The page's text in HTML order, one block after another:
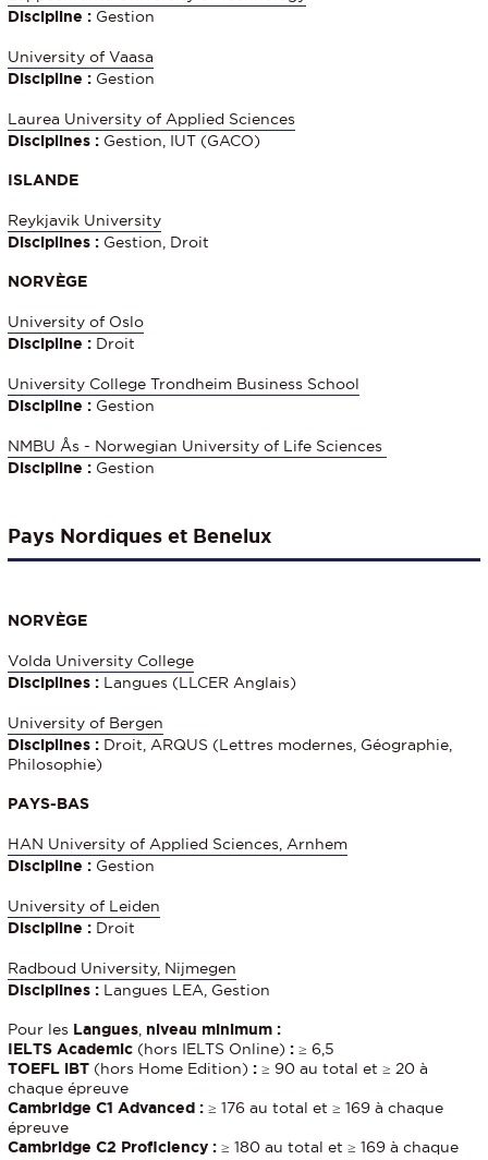
Discipline : Gestion
University of Vaasa
Discipline : Gestion
Laurea University of Applied Sciences
Disciplines : Gestion, IUT (GACO)
ISLANDE
Reykjavik University
Disciplines : Gestion, Droit
NORVÈGE
University of Oslo
Discipline : Droit
University College Trondheim Business School
Discipline : Gestion
NMBU Ås - Norwegian University of Life Sciences
Discipline : Gestion
Pays Nordiques et Benelux
NORVÈGE
Volda University College
Disciplines : Langues (LLCER Anglais)
University of Bergen
Disciplines : Droit, ARQUS (Lettres modernes, Géographie,
Philosophie)
PAYS-BAS
HAN University of Applied Sciences, Arnhem
Discipline : Gestion
University of Leiden
Discipline : Droit
Radboud University, Nijmegen
Disciplines : Langues LEA, Gestion
Pour les Langues niveau minimum :
IELTS Academic (hors IELTS Online) : ≥ 6,5
TOEFL iBT (hors Home Edition) : ≥ 90 au total et ≥ 20 à
chaque épreuve
Cambridge C1 Advanced : ≥ 176 au total et ≥ 169 à chaque
épreuve
Cambridge C2 Proficiency : ≥ 180 au total et ≥ 169 à chaque